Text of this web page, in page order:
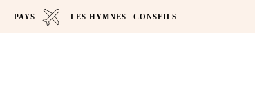
PAYS LES HYMNES CONSEILS